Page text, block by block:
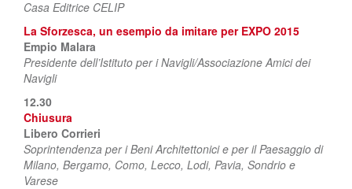
Casa Editrice CELIP
La Sforzesca, un esempio da imitare per EXPO 2015
Empio Malara
Presidente dell’Istituto per i Navigli/Associazione Amici dei
Navigli
12.30
Chiusura
Libero Corrieri
Soprintendenza per i Beni Architettonici e per il Paesaggio di
Milano, Bergamo, Como, Lecco, Lodi, Pavia, Sondrio e
Varese